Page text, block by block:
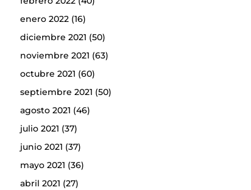
enero 2022(16)
diciembre 2021 (50)
noviembre 2021 (63)
octubre 2021 (60)
septiembre 2021 (50)
agosto 2021 (46)
julio 2021 (37)
junio 2021 (37)
mayo 2021 (36)
abril 2021 (27)